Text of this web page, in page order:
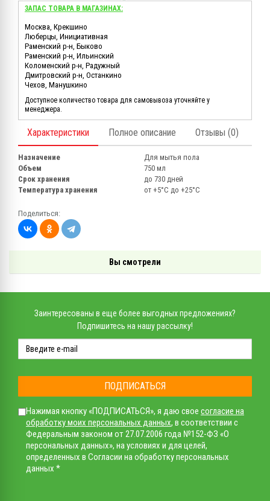
ЗАПАС ТОВАРА В МАГАЗИНАХ:
Москва, Крекшино
Люберцы, Инициативная
Раменский р-н, Быково
Раменский р-н, Ильинский
Коломенский р-н, Радужный
Дмитровский р-н, Останкино
Чехов, Манушкино
Доступное количество товара для самовывоза уточняйте у
менеджера.
Характеристики Полное описание Отзывы (0)
Назначение
Для мытья пола
Объем
750 мл
Срок хранения
до 730 дней
Температура хранения
от +5°С до +25°С
Поделиться:
Вы смотрели
Заинтересованы в еще более выгодных предложениях?
Подпишитесь на нашу рассылку!
ПОДПИСАТЬСЯ
Нажимая кнопку «ПОДПИСАТЬСЯ», я даю свое согласие на
обработку моих персональных данных, в соответствии с
Федеральным законом от 27.07.2006 года №152-ФЗ «О
персональных данных», на условиях и для целей,
определенных в Согласии на обработку персональных
данных *